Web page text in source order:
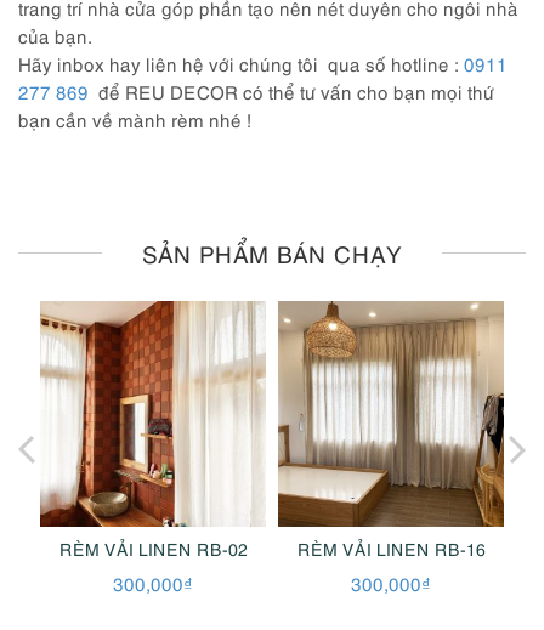
trang trí nhà cửa góp phần tạo nên nét duyên cho ngôi nhà
của bạn.
Hãy inbox hay liên hệ với chúng tôi qua số hotline : 0911
277 869 để REU DECOR có thể tư vấn cho bạn mọi thứ
bạn cần về mành rèm nhé !
SẢN PHẨM BÁN CHẠY
RÈM VẢI LINEN RB-02
300,000₫
RÈM VẢI LINEN RB-16
300,000₫